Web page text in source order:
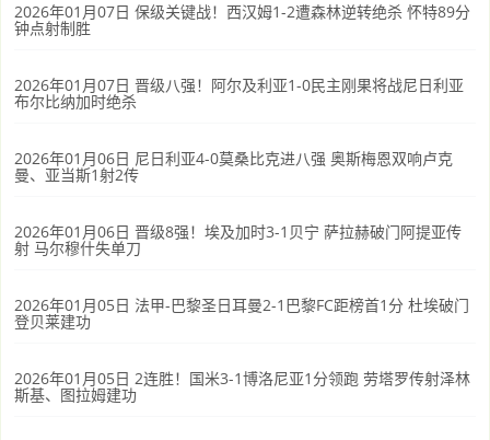
2026年01月07日 保级关键战！西汉姆1-2遭森林逆转绝杀 怀特89分
钟点射制胜
2026年01月07日 晋级八强！阿尔及利亚1-0民主刚果将战尼日利亚
布尔比纳加时绝杀
2026年01月06日 尼日利亚4-0莫桑比克进八强 奥斯梅恩双响卢克
曼、亚当斯1射2传
2026年01月06日 晋级8强！埃及加时3-1贝宁 萨拉赫破门阿提亚传
射 马尔穆什失单刀
2026年01月05日 法甲-巴黎圣日耳曼2-1巴黎FC距榜首1分 杜埃破门
登贝莱建功
2026年01月05日 2连胜！国米3-1博洛尼亚1分领跑 劳塔罗传射泽林
斯基、图拉姆建功